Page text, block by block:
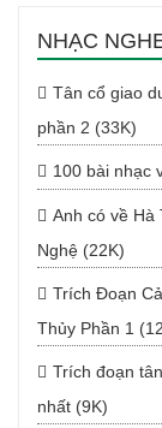
NHẠC
Tân cổ giao
phần 2 (33K)
100 bài nhạc
Anh có về
Nghệ (22K)
Trích Đoạn
Thủy Phần 1
Trích đoạn
nhất (9K)